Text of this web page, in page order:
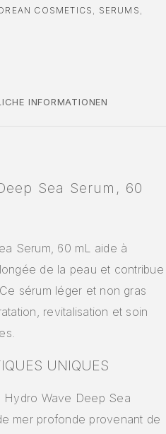
COSMETICS , SERUMS ,
INFORMATIONEN
Sea Serum, 60
Serum, 60 mL aide à
de la peau et contribue
sérum léger et non gras
revitalisation et soin
UNIQUES
Hydro Wave Deep Sea
mer profonde provenant de